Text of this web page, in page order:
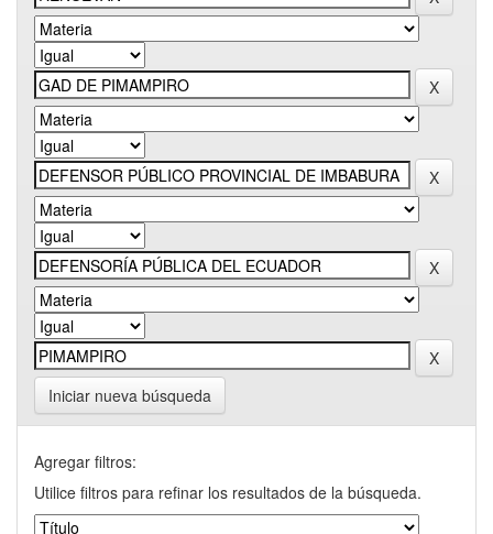
Iniciar nueva búsqueda
Agregar filtros:
Utilice filtros para refinar los resultados de la búsqueda.